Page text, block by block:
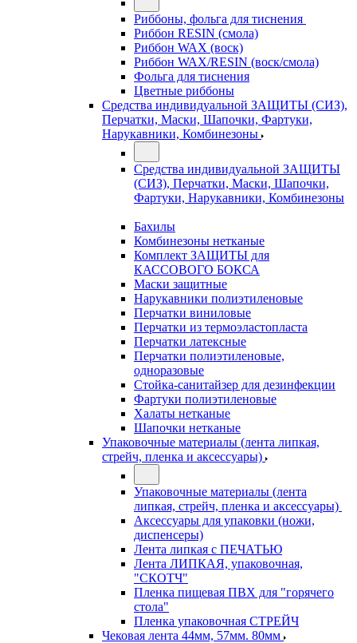
Риббоны, фольга для тиснения
Риббон RESIN (смола)
Риббон WAX (воск)
Риббон WAX/RESIN (воск/смола)
Фольга для тиснения
Цветные риббоны
Средства индивидуальной ЗАЩИТЫ (СИЗ),
Перчатки, Маски, Шапочки, Фартуки,
Нарукавники, Комбинезоны
Средства индивидуальной ЗАЩИТЫ
(СИЗ), Перчатки, Маски, Шапочки,
Фартуки, Нарукавники, Комбинезоны
Бахилы
Комбинезоны нетканые
Комплект ЗАЩИТЫ для
КАССОВОГО БОКСА
Маски защитные
Нарукавники полиэтиленовые
Перчатки виниловые
Перчатки из термоэластопласта
Перчатки латексные
Перчатки полиэтиленовые,
одноразовые
Стойка-санитайзер для дезинфекции
Фартуки полиэтиленовые
Халаты нетканые
Шапочки нетканые
Упаковочные материалы (лента липкая,
стрейч, пленка и аксессуары)
Упаковочные материалы (лента
липкая, стрейч, пленка и аксессуары)
Аксессуары для упаковки (ножи,
диспенсеры)
Лента липкая с ПЕЧАТЬЮ
Лента ЛИПКАЯ, упаковочная,
"СКОТЧ"
Пленка пищевая ПВХ для "горячего
стола"
Пленка упаковочная СТРЕЙЧ
Чековая лента 44мм, 57мм. 80мм